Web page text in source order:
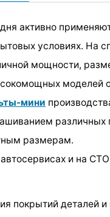
активно
условиях. На
мощности,
моделей
мини
различных
размерам.
и на
покрытий деталей